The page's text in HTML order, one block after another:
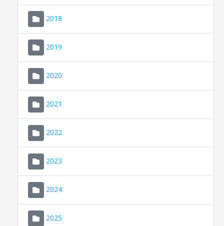
2018
2019
2020
2021
2022
2023
2024
2025